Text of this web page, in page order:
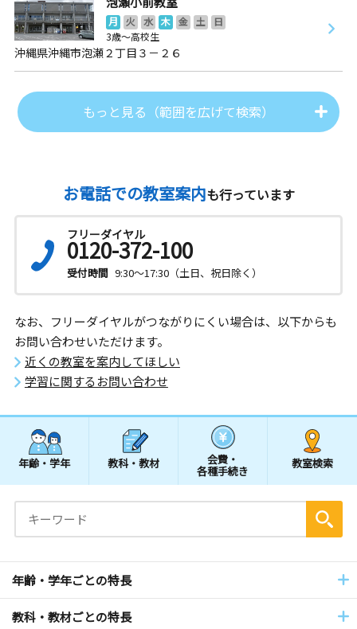
月 火 水 木 金 土
日
3歳～高校生
沖縄県沖縄市泡瀬２丁目３－２６
もっと見る（範囲を広げて検索）
お電話での教室案内も行っています
フリーダイヤル
0120-372-100
受付時間 9:30～17:30（土日、祝日除く）
なお、フリーダイヤルがつながりにくい場合は、以下からも
お問い合わせいただけます。
近くの教室を案内してほしい
学習に関するお問い合わせ
年齢・学年 教科・教材 会費・
各種手続き
教室検索
年齢・学年ごとの特長
教科・教材ごとの特長